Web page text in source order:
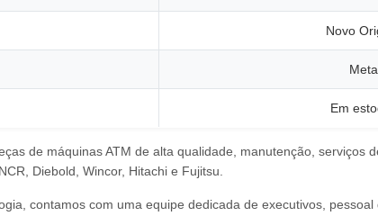
Novo
Em
de máquinas ATM de alta qualidade, manutenção, serviços
Diebold, Wincor, Hitachi e Fujitsu.
contamos com uma equipe dedicada de executivos,